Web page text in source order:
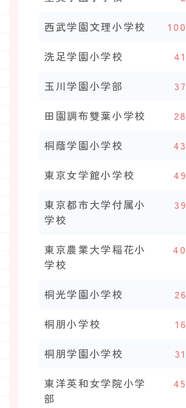
西武学園文理小学校 100
洗足学園小学校 41
玉川学園小学部 37
田園調布雙葉小学校 28
桐蔭学園小学校 43
東京女学館小学校 49
東京都市大学付属小
学校
39
東京農業大学稲花小
学校
40
桐光学園小学校 26
桐朋小学校 16
桐朋学園小学校 31
東洋英和女学院小学
部
45